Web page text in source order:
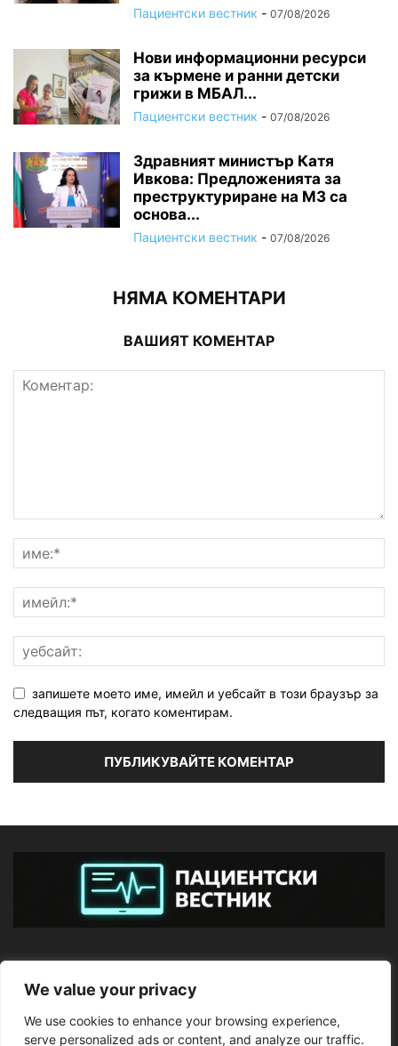
We value your privacy
We use cookies to enhance your browsing experience,
serve personalized ads or content, and analyze our traffic.
Пациентски вестник - 07/08/2026
Нови информационни ресурси
за кърмене и ранни детски
грижи в МБАЛ...
Пациентски вестник - 07/08/2026
Здравният министър Катя
Ивкова: Предложенията за
преструктуриране на МЗ са
основа...
Пациентски вестник - 07/08/2026
НЯМА КОМЕНТАРИ
ВАШИЯТ КОМЕНТАР
запишете моето име, имейл и уебсайт в този браузър за
следващия път, когато коментирам.
ПОСЛЕДВАЙТЕ НИ